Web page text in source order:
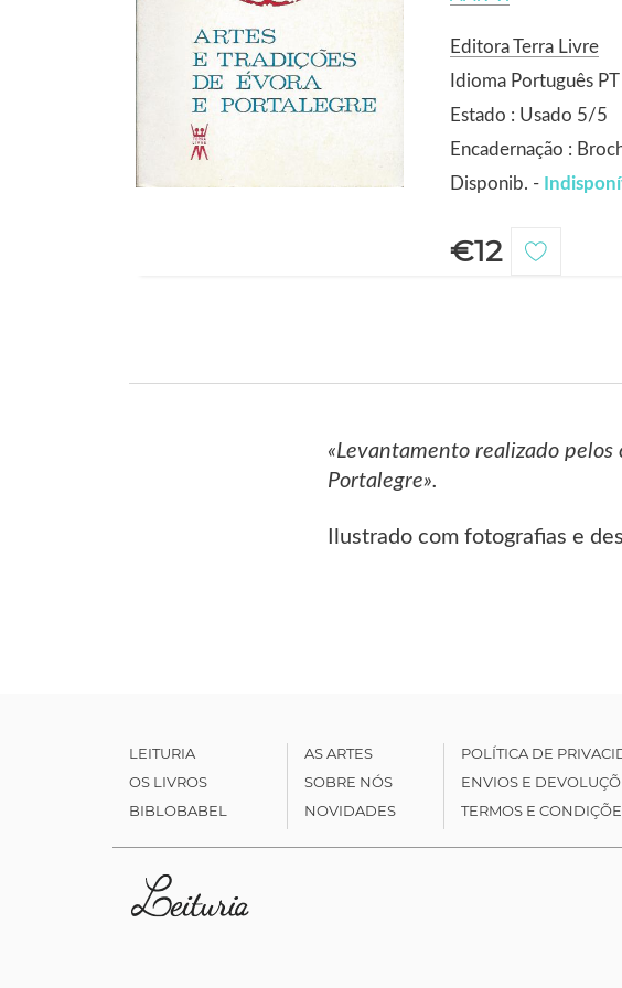
Editora Terra Livre
Idioma Português PT
Estado : Usado 5/5
Encadernação :
Disponib. -
€12
«Levantamento realizado pelos
Portalegre».
Ilustrado com fotografias e
LEITURIA
OS LIVROS
BIBLOBABEL
AS ARTES
SOBRE NÓS
NOVIDADES
POLÍTICA DE
ENVIOS E
TERMOS E